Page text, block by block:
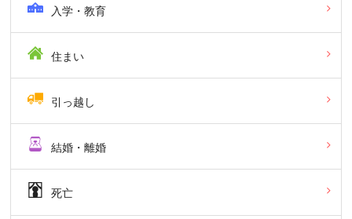
入学・教育
住まい
引っ越し
結婚・離婚
死亡